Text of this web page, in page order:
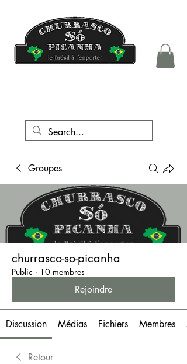
Groupes
churrasco-so-picanha
Public · 10 membres
Rejoindre
Discussion Médias Fichiers Membres
Retour